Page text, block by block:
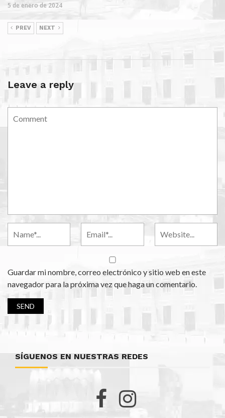
5 de enero de 2024
PREV NEXT
Leave a reply
Guardar mi nombre, correo electrónico y sitio web en este
navegador para la próxima vez que haga un comentario.
SÍGUENOS EN NUESTRAS REDES